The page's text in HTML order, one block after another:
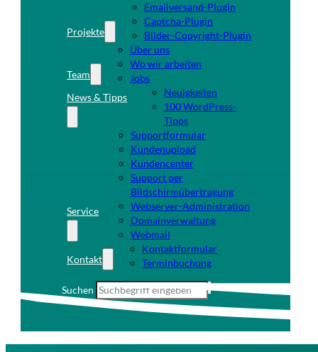
Projekte
Emailversand-Plugin
Captcha-Plugin
Bilder-Copyright-Plugin
Team
Über uns
Wo wir arbeiten
Jobs
News & Tipps
Neuigkeiten
100 WordPress-
Tipps
Service
Supportformular
Kundenupload
Kundencenter
Support per
Bildschirmübertragung
Webserver-Administration
Domainverwaltung
Webmail
Kontakt
Kontaktformular
Terminbuchung
Suchen